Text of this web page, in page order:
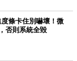
條卡住別嚇壞！微
否則系統全毀